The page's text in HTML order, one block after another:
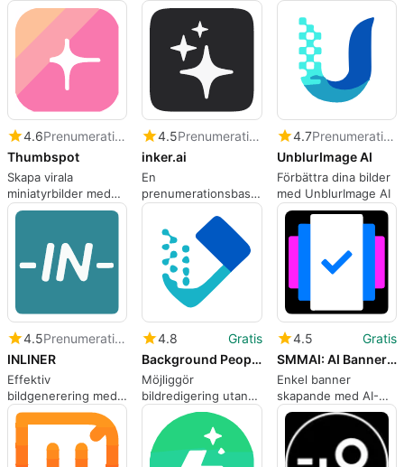
professionella
porträtt
4.6
Prenumeration
Thumbspot
Skapa virala
miniatyrbilder med
Thumbspot
4.5
Prenumeration
inker.ai
En
prenumerationsbaserad
app för web appar,
av Mathilda Palmiero.
4.7
Prenumeration
UnblurImage AI
Förbättra dina bilder
med UnblurImage AI
4.5
Prenumeration
INLINER
Effektiv
bildgenerering med
INLINER
4.8
Gratis
Background People Remover by Magic Eraser
Möjliggör
bildredigering utan
ansträngning med
AI-teknik
4.5
Gratis
SMMAI: AI Banner Maker
Enkel banner
skapande med AI-
teknik